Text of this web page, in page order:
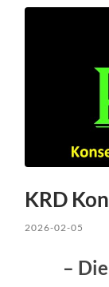
KRD
2026-02-05
–